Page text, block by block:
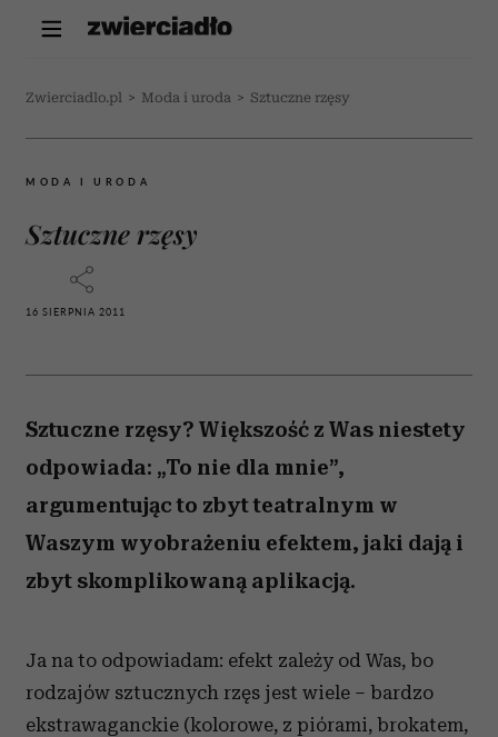
Zwierciadlo.pl > Moda i uroda > Sztuczne rzęsy
MODA I URODA
Sztuczne rzęsy
16 SIERPNIA 2011
Sztuczne rzęsy? Większość z Was niestety
odpowiada: „To nie dla mnie”,
argumentując to zbyt teatralnym w
Waszym wyobrażeniu efektem, jaki dają i
zbyt skomplikowaną aplikacją.
Ja na to odpowiadam: efekt zależy od Was, bo
rodzajów sztucznych rzęs jest wiele – bardzo
ekstrawaganckie (kolorowe, z piórami, brokatem,